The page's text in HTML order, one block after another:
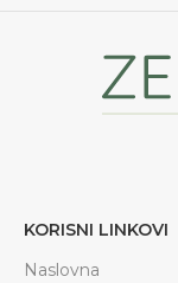
KORISNI LINKOVI
Naslovna